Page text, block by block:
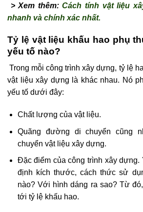
> Xem thêm:Cách tính vật liệu
nhanh và chính xác nhất.
Tỷ lệ vật liệu khấu hao phụ
yếu tố nào?
Trong mỗi công trình xây dựng, tỷ lệ
vật liệu xây dựng là khác nhau. Nó
yếu tố dưới đây:
Chất lượng của vật liệu.
Quãng đường di chuyển cũng
chuyển vật liệu xây dựng.
Đặc điểm của công trình xây dựng.
định kích thước, cách thức sử
nào? Với hình dáng ra sao? Từ
tới tỷ lệ khấu hao.